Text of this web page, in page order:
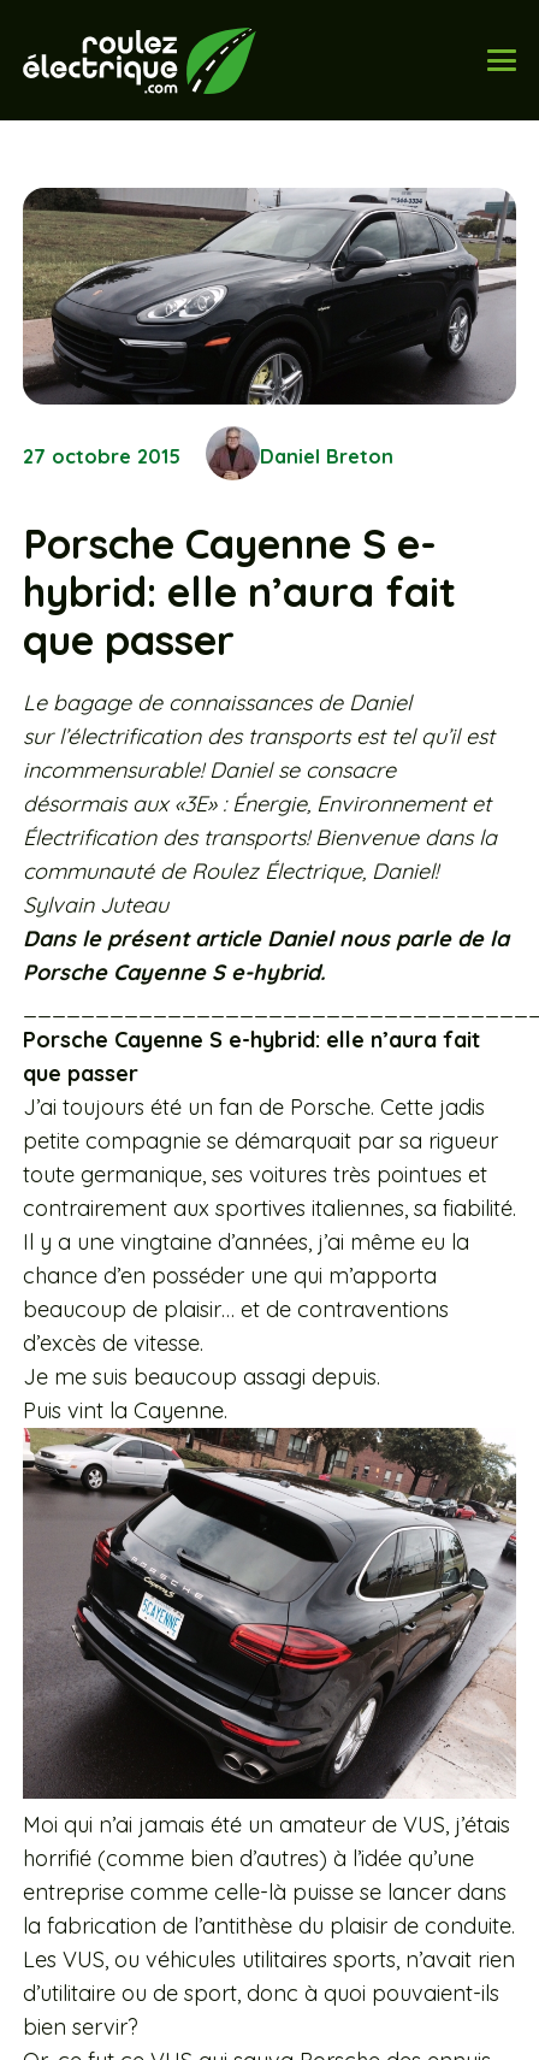
27 octobre 2015 Daniel Breton
Porsche Cayenne S e-
hybrid: elle n’aura fait
que passer
Le bagage de connaissances de Daniel
sur l’électrification des transports est tel qu’il est
incommensurable! Daniel se consacre
désormais aux «3E» : Énergie, Environnement et
Électrification des transports! Bienvenue dans la
communauté de Roulez Électrique, Daniel!
Sylvain Juteau
Dans le présent article Daniel nous parle de la
Porsche Cayenne S e-hybrid.
Porsche Cayenne S e-hybrid: elle n’aura fait
que passer
J’ai toujours été un fan de Porsche. Cette jadis
petite compagnie se démarquait par sa rigueur
toute germanique, ses voitures très pointues et
contrairement aux sportives italiennes, sa fiabilité.
Il y a une vingtaine d’années, j’ai même eu la
chance d’en posséder une qui m’apporta
beaucoup de plaisir… et de contraventions
d’excès de vitesse.
Je me suis beaucoup assagi depuis.
Puis vint la Cayenne.
Moi qui n’ai jamais été un amateur de VUS, j’étais
horrifié (comme bien d’autres) à l’idée qu’une
entreprise comme celle-là puisse se lancer dans
la fabrication de l’antithèse du plaisir de conduite.
Les VUS, ou véhicules utilitaires sports, n’avait rien
d’utilitaire ou de sport, donc à quoi pouvaient-ils
bien servir?